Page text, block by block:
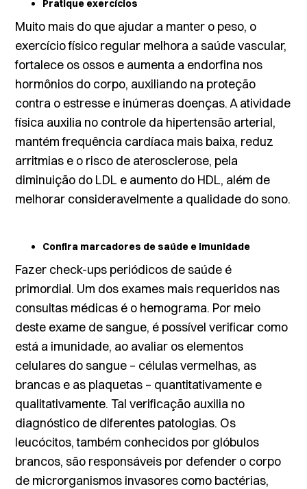
Pratique exercícios
Muito mais do que ajudar a manter o peso, o
exercício físico regular melhora a saúde vascular,
fortalece os ossos e aumenta a endorfina nos
hormônios do corpo, auxiliando na proteção
contra o estresse e inúmeras doenças. Aatividade
física auxilia no controle da hipertensão arterial,
mantém frequência cardíaca mais baixa, reduz
arritmias e o risco de aterosclerose, pela
diminuição do LDL e aumento do HDL, além de
melhorar consideravelmente a qualidade do sono.
Confira marcadores de saúde e imunidade
Fazer check-ups periódicos de saúde é
primordial. Um dos exames mais requeridos nas
consultas médicas é o hemograma. Por meio
deste exame de sangue, é possível verificar como
está a imunidade, ao avaliar os elementos
celulares do sangue – células vermelhas, as
brancas e as plaquetas – quantitativamente e
qualitativamente. Tal verificação auxilia no
diagnóstico de diferentes patologias. Os
leucócitos, também conhecidos por glóbulos
brancos, são responsáveis por defender o corpo
de microrganismos invasores como bactérias,